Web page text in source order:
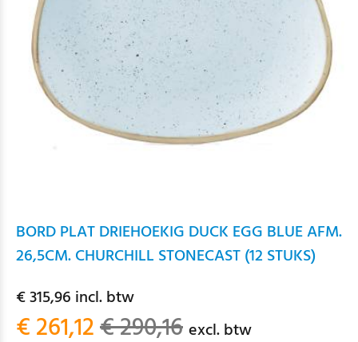
BORD PLAT DRIEHOEKIG DUCK EGG BLUE AFM.
26,5CM. CHURCHILL STONECAST (12 STUKS)
€ 315,96 incl. btw
€ 261,12€ 290,16 excl. btw